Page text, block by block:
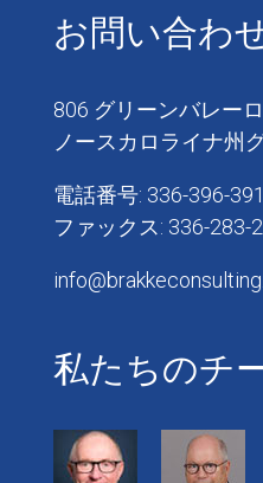
お問い合わ
806 グリーンバレー
ノースカロライナ州
電話番号: 336-396-
ファックス: 336-283-
私たちのチ